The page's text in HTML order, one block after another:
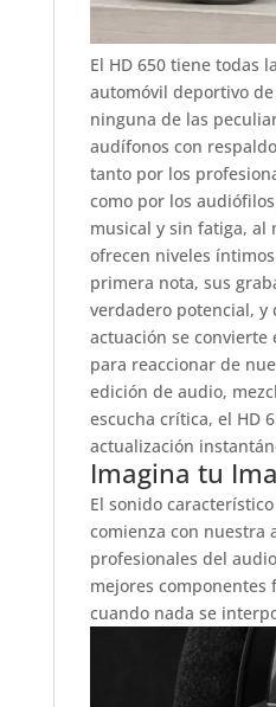
El HD 650 tiene todas
automóvil deportivo
ninguna de las
audífonos con
tanto por los
como por los
musical y sin fatiga, al
ofrecen niveles
primera nota, sus
verdadero potencial, y
actuación se
para reaccionar de
edición de audio,
escucha crítica, el HD
actualización
Imagina tu
El sonido
comienza con nuestra
profesionales del
mejores
cuando nada se